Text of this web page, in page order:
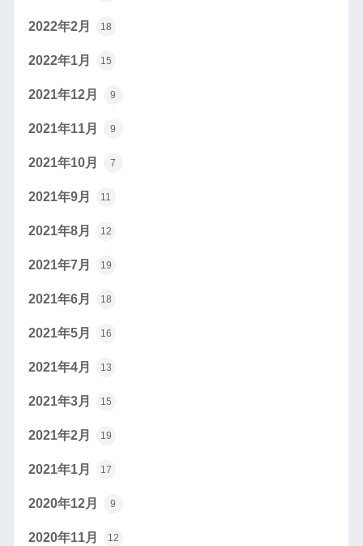
2022年2月 18
2022年1月 15
2021年12月 9
2021年11月 9
2021年10月 7
2021年9月 11
2021年8月 12
2021年7月 19
2021年6月 18
2021年5月 16
2021年4月 13
2021年3月 15
2021年2月 19
2021年1月 17
2020年12月 9
2020年11月 12